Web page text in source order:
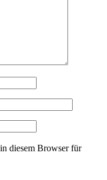
diesem Browser für